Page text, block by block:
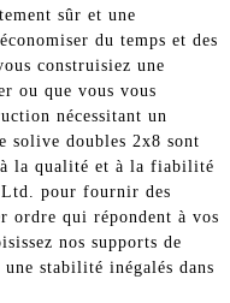
sûr et une
du temps et des
construisiez une
ou que vous vous
nécessitant un
solive doubles 2x8 sont
la qualité et à la fiabilité
pour fournir des
ordre qui répondent à vos
nos supports de
stabilité inégalés dans